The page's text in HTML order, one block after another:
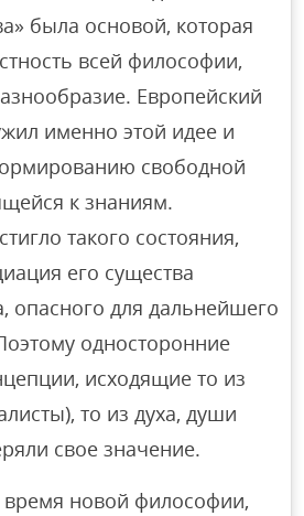
была основой, которая
всей философии,
Европейский
именно этой идее и
свободной
к знаниям.
такого состояния,
его существа
опасного для дальнейшего
односторонние
исходящие то из
то из духа, души
свое значение.
новой философии,